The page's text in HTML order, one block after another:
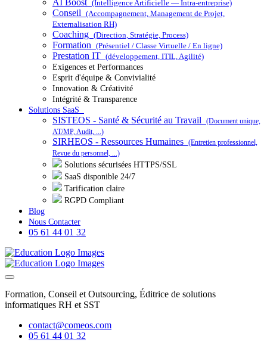
AI Boost (Intelligence Artificielle — Intra-entreprise)
Conseil (Accompagnement, Management de Projet,
Externalisation RH)
Coaching (Direction, Stratégie, Process)
Formation (Présentiel / Classe Virtuelle / En ligne)
Prestation IT (développement, ITIL, Agilité)
Exigences et Performances
Esprit d'équipe & Convivialité
Innovation & Créativité
Intégrité & Transparence
Solutions SaaS
SISTEOS - Santé & Sécurité au Travail
(Document unique,
AT/MP, Audit, ...)
SIRHEOS - Ressources Humaines (Entretien professionnel,
Revue du personnel, ...)
Solutions sécurisées HTTPS/SSL
SaaS disponible 24/7
Tarification claire
RGPD Compliant
Blog
Nous Contacter
05 61 44 01 32
Formation, Conseil et Outsourcing, Éditrice de solutions
informatiques RH et SST
contact@comeos.com
05 61 44 01 32